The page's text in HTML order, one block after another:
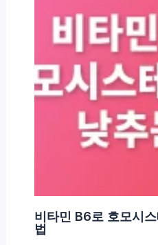
비타민 B6로 호모시
법